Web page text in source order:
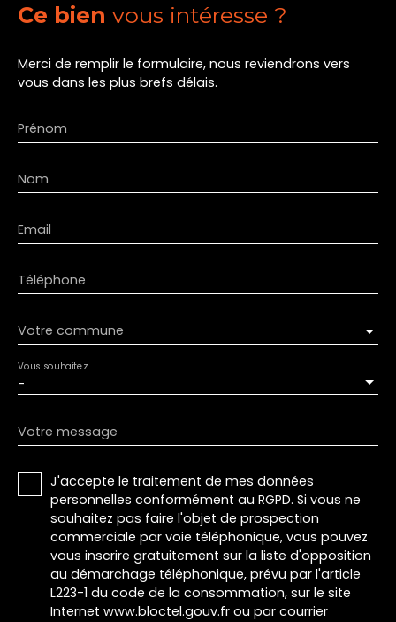
Ce bien vous intéresse ?
Merci de remplir le formulaire, nous reviendrons vers
vous dans les plus brefs délais.
Prénom
Nom
Email
Téléphone
Votre commune
-
Vous souhaitez
Votre message
J'accepte le traitement de mes données
personnelles conformément au RGPD. Si vous ne
souhaitez pas faire l'objet de prospection
commerciale par voie téléphonique, vous pouvez
vous inscrire gratuitement sur la liste d'opposition
au démarchage téléphonique, prévu par l'article
L223-1 du code de la consommation, sur le site
Internet www.bloctel.gouv.fr ou par courrier